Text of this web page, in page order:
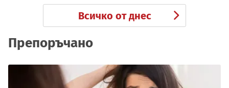
Всичко от днес
Препоръчано